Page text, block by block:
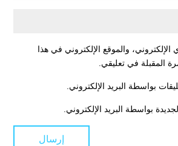
والموقع الإلكتروني في هذا
المقبلة في تعليقي.
بواسطة البريد الإلكتروني.
بواسطة البريد الإلكتروني.